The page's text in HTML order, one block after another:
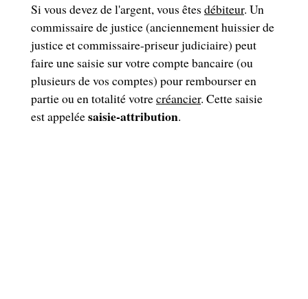
Si vous devez de l'argent, vous êtes débiteur. Un
commissaire de justice (anciennement huissier de
justice et commissaire-priseur judiciaire) peut
faire une saisie sur votre compte bancaire (ou
plusieurs de vos comptes) pour rembourser en
partie ou en totalité votrecréancier. Cette saisie
est appeléesaisie-attribution.